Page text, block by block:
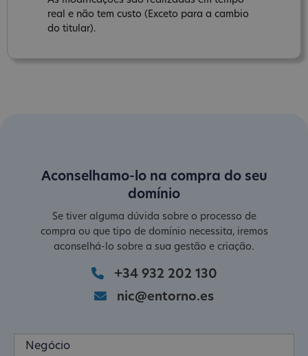
real e não tem custo (Exceto para a cambio
do titular).
Aconselhamo-lo na compra do seu
domínio
Se tiver alguma dúvida sobre o processo de
compra ou que tipo de domínio necessita, iremos
aconselhá-lo sobre a sua gestão e criação.
+34 932 202 130
nic@entorno.es